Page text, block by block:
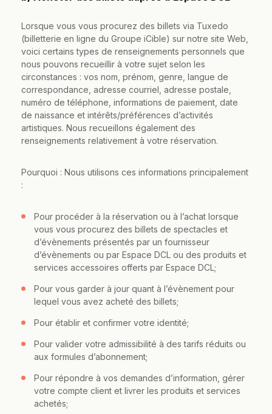
Lorsque vous vous procurez des billets via Tuxedo
(billetterie en ligne du Groupe iCible) sur notre site Web,
voici certains types de renseignements personnels que
nous pouvons recueillir à votre sujet selon les
circonstances : vos nom, prénom, genre, langue de
correspondance, adresse courriel, adresse postale,
numéro de téléphone, informations de paiement, date
de naissance et intérêts/préférences d’activités
artistiques. Nous recueillons également des
renseignements relativement à votre réservation.
Pourquoi : Nous utilisons ces informations principalement
:
Pour procéder à la réservation ou à l’achat lorsque
vous vous procurez des billets de spectacles et
d’évènements présentés par un fournisseur
d’évènements ou par Espace DCL ou des produits et
services accessoires offerts par Espace DCL;
Pour vous garder à jour quant à l’évènement pour
lequel vous avez acheté des billets;
Pour établir et confirmer votre identité;
Pour valider votre admissibilité à des tarifs réduits ou
aux formules d’abonnement;
Pour répondre à vos demandes d’information, gérer
votre compte client et livrer les produits et services
achetés;